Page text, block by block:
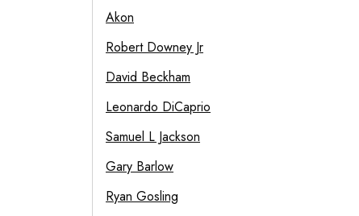
Akon
Robert Downey Jr
David Beckham
Leonardo DiCaprio
Samuel L Jackson
Gary Barlow
Ryan Gosling